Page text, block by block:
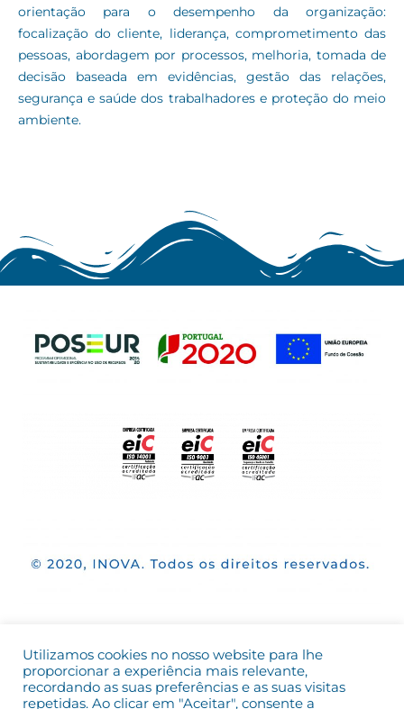
orientação para o desempenho da organização:
focalização do cliente, liderança, comprometimento das
pessoas, abordagem por processos, melhoria, tomada de
decisão baseada em evidências, gestão das relações,
segurança e saúde dos trabalhadores e proteção do meio
ambiente.
Utilizamos cookies no nosso website para lhe
proporcionar a experiência mais relevante,
recordando as suas preferências e as suas visitas
repetidas. Ao clicar em "Aceitar", consente a